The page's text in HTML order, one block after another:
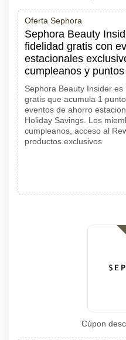
Oferta Sephora
Sephora Beauty
fidelidad gratis con
estacionales
cumpleanos y
Sephora Beauty Insider
gratis que acumula 1
eventos de ahorro
Holiday Savings. Los
cumpleanos, acceso al
productos exclusivos
Cúpon